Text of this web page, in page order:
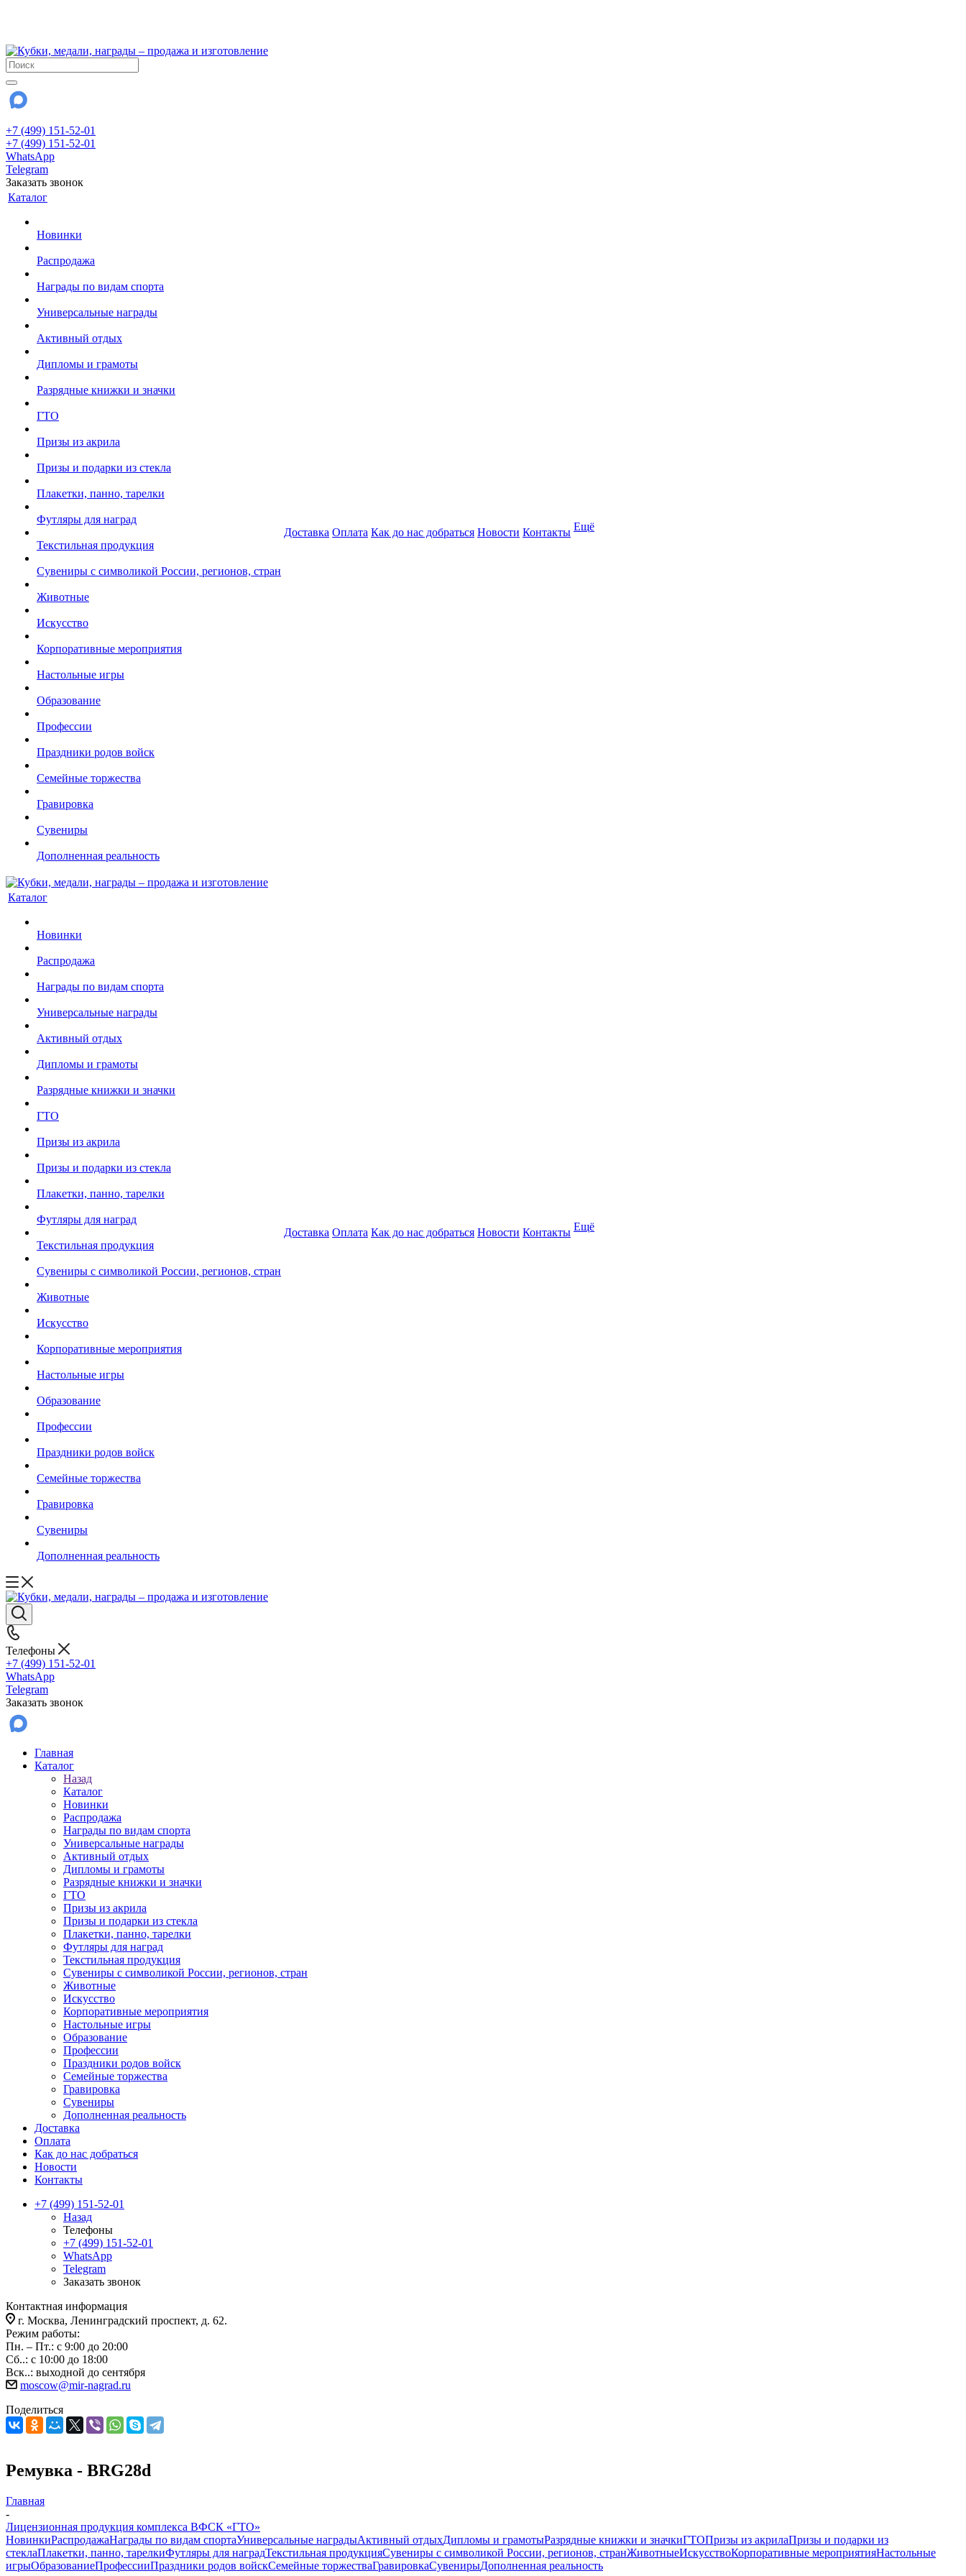
+7 (499) 151-52-01
+7 (499) 151-52-01
WhatsApp
Telegram
Заказать звонок
Каталог
Новинки
Распродажа
Награды по видам спорта
Универсальные награды
Активный отдых
Дипломы и грамоты
Разрядные книжки и значки
ГТО
Призы из акрила
Призы и подарки из стекла
Плакетки, панно, тарелки
Футляры для наград
Текстильная продукция
Сувениры с символикой России, регионов, стран
Животные
Искусство
Корпоративные мероприятия
Настольные игры
Образование
Профессии
Праздники родов войск
Семейные торжества
Гравировка
Сувениры
Дополненная реальность
Доставка Оплата Как до нас добраться Новости Контакты Ещё
Каталог
Новинки
Распродажа
Награды по видам спорта
Универсальные награды
Активный отдых
Дипломы и грамоты
Разрядные книжки и значки
ГТО
Призы из акрила
Призы и подарки из стекла
Плакетки, панно, тарелки
Футляры для наград
Текстильная продукция
Сувениры с символикой России, регионов, стран
Животные
Искусство
Корпоративные мероприятия
Настольные игры
Образование
Профессии
Праздники родов войск
Семейные торжества
Гравировка
Сувениры
Дополненная реальность
Доставка Оплата Как до нас добраться Новости Контакты Ещё
Телефоны
+7 (499) 151-52-01
WhatsApp
Telegram
Заказать звонок
Главная
Каталог
Назад
Каталог
Новинки
Распродажа
Награды по видам спорта
Универсальные награды
Активный отдых
Дипломы и грамоты
Разрядные книжки и значки
ГТО
Призы из акрила
Призы и подарки из стекла
Плакетки, панно, тарелки
Футляры для наград
Текстильная продукция
Сувениры с символикой России, регионов, стран
Животные
Искусство
Корпоративные мероприятия
Настольные игры
Образование
Профессии
Праздники родов войск
Семейные торжества
Гравировка
Сувениры
Дополненная реальность
Доставка
Оплата
Как до нас добраться
Новости
Контакты
+7 (499) 151-52-01
Назад
Телефоны
+7 (499) 151-52-01
WhatsApp
Telegram
Заказать звонок
Контактная информация
г. Москва, Ленинградский проспект, д. 62.
Режим работы:
Пн. – Пт.: с 9:00 до 20:00
Сб..: с 10:00 до 18:00
Вск..: выходной до сентября
moscow@mir-nagrad.ru
Поделиться
Ремувка - BRG28d
Главная
-
Лицензионная продукция комплекса ВФСК «ГТО»
НовинкиРаспродажаНаграды по видам спортаУниверсальные наградыАктивный отдыхДипломы и грамотыРазрядные книжки и значкиГТОПризы из акрилаПризы и подарки из
стеклаПлакетки, панно, тарелкиФутляры для наградТекстильная продукцияСувениры с символикой России, регионов, странЖивотныеИскусствоКорпоративные мероприятияНастольные
игрыОбразованиеПрофессииПраздники родов войскСемейные торжестваГравировкаСувенирыДополненная реальность